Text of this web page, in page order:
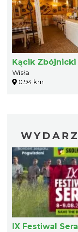
Kącik Zbójnicki
Wisła
0.94 km
IX Festiwal